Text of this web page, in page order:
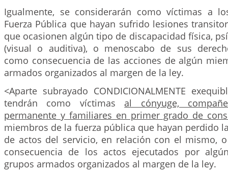
Igualmente, se considerarán como víctimas a
Fuerza Pública que hayan sufrido lesiones
que ocasionen algún tipo de discapacidad física,
(visual o auditiva), o menoscabo de sus
como consecuencia de las acciones de algún
armados organizados al margen de la ley.
<Aparte subrayado CONDICIONALMENTE
tendrán como víctimas al cónyuge,
permanente y familiares en primer grado de
miembros de la fuerza pública que hayan perdido
de actos del servicio, en relación con el mismo,
consecuencia de los actos ejecutados por
grupos armados organizados al margen de la ley.